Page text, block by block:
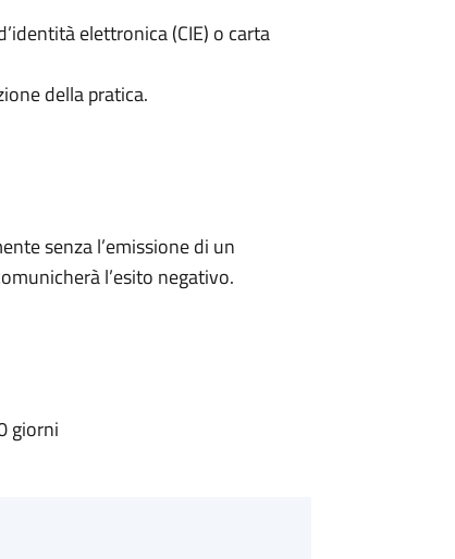
elettronica (CIE) o carta
della pratica.
senza l’emissione di un
l’esito negativo.
giorni